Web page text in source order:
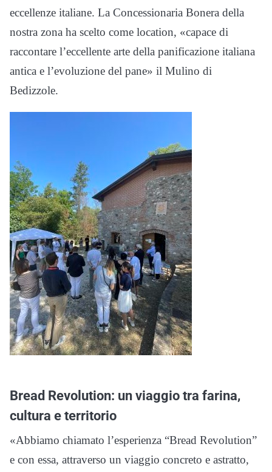
eccellenze italiane. La Concessionaria Bonera della
nostra zona ha scelto come location, «capace di
raccontare l’eccellente arte della panificazione italiana
antica e l’evoluzione del pane» il Mulino di
Bedizzole.
Bread Revolution: un viaggio tra farina,
cultura e territorio
«Abbiamo chiamato l’esperienza “Bread Revolution”
e con essa, attraverso un viaggio concreto e astratto,